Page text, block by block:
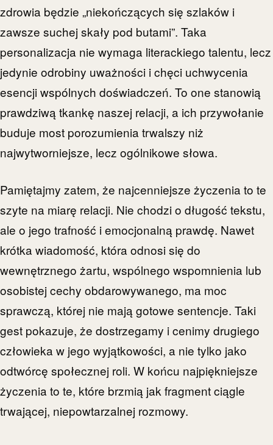
zdrowia będzie „niekończących się szlaków i
zawsze suchej skały pod butami”. Taka
personalizacja nie wymaga literackiego talentu, lecz
jedynie odrobiny uważności i chęci uchwycenia
esencji wspólnych doświadczeń. To one stanowią
prawdziwą tkankę naszej relacji, a ich przywołanie
buduje most porozumienia trwalszy niż
najwytworniejsze, lecz ogólnikowe słowa.
Pamiętajmy zatem, że najcenniejsze życzenia to te
szyte na miarę relacji. Nie chodzi o długość tekstu,
ale o jego trafność i emocjonalną prawdę. Nawet
krótka wiadomość, która odnosi się do
wewnętrznego żartu, wspólnego wspomnienia lub
osobistej cechy obdarowywanego, ma moc
sprawczą, której nie mają gotowe sentencje. Taki
gest pokazuje, że dostrzegamy i cenimy drugiego
człowieka w jego wyjątkowości, a nie tylko jako
odtwórcę społecznej roli. W końcu najpiękniejsze
życzenia to te, które brzmią jak fragment ciągle
trwającej, niepowtarzalnej rozmowy.